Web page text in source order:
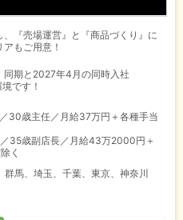
『売場運営』と『商品づくり』に
もご用意！
同期と2027年4月の同時入社
です！
30歳主任／月給37万円＋各種手当
35歳副店長／月給43万2000円＋
く
馬、埼玉、千葉、東京、神奈川